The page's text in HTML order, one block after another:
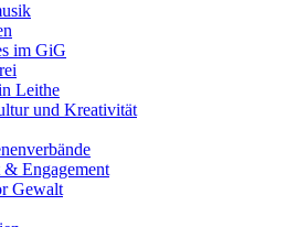
im GiG
Leithe
und Kreativität
& Engagement
Gewalt